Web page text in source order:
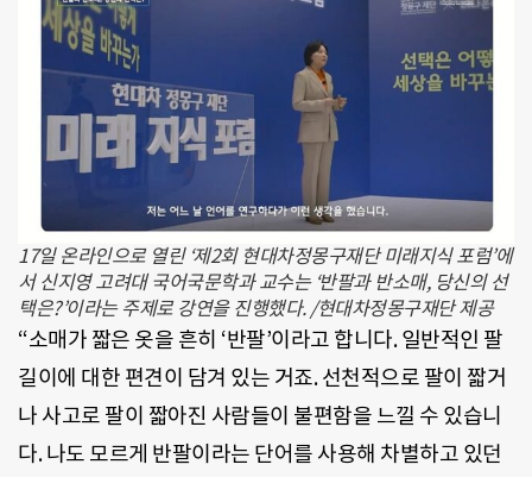
17일 온라인으로 열린 ‘제2회 현대차정몽구재단 미래지식 포럼’에
서 신지영 고려대 국어국문학과 교수는 ‘반팔과 반소매, 당신의 선
택은?’이라는 주제로 강연을 진행했다. /현대차정몽구재단 제공
“소매가 짧은 옷을 흔히 ‘반팔’이라고 합니다. 일반적인 팔
길이에 대한 편견이 담겨 있는 거죠. 선천적으로 팔이 짧거
나 사고로 팔이 짧아진 사람들이 불편함을 느낄 수 있습니
다. 나도 모르게 반팔이라는 단어를 사용해 차별하고 있던